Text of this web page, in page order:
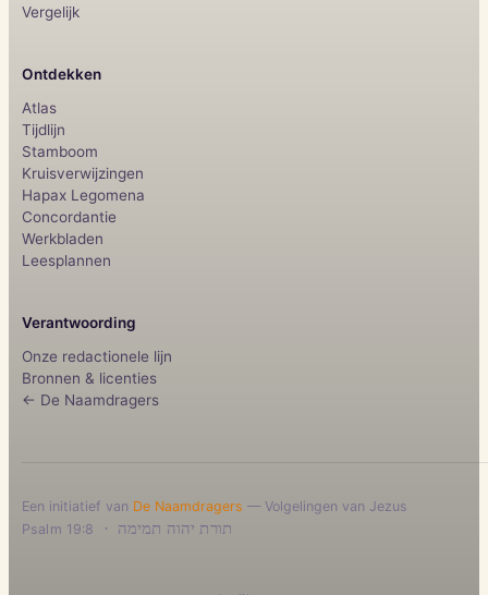
Vergelijk
Ontdekken
Atlas
Tijdlijn
Stamboom
Kruisverwijzingen
Hapax Legomena
Concordantie
Werkbladen
Leesplannen
Verantwoording
Onze redactionele lijn
Bronnen & licenties
← De Naamdragers
Een initiatief van De Naamdragers — Volgelingen van Jezus
תורת יהוה תמימה ·
Psalm 19:8